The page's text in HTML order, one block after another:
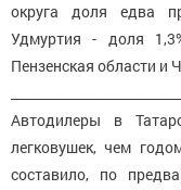
округа доля едва
Удмуртия - доля
Пензенская области и
Автодилеры в
легковушек, чем
составило, по